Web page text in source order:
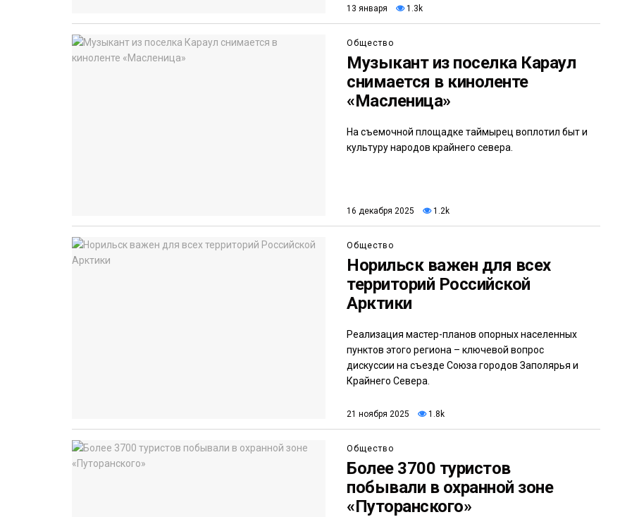
13 января 1.3k
Общество
Музыкант из поселка Караул
снимается в киноленте
«Масленица»
На съемочной площадке таймырец воплотил быт и
культуру народов крайнего севера.
16 декабря 2025 1.2k
Общество
Норильск важен для всех
территорий Российской
Арктики
Реализация мастер-планов опорных населенных
пунктов этого региона – ключевой вопрос
дискуссии на съезде Союза городов Заполярья и
Крайнего Севера.
21 ноября 2025 1.8k
Общество
Более 3700 туристов
побывали в охранной зоне
«Путоранского»